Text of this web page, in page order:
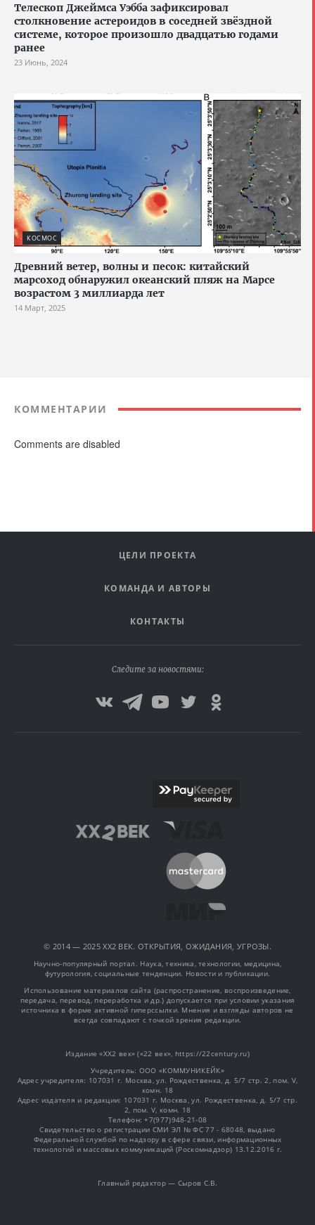
Телескоп Джеймса Уэбба зафиксировал
столкновение астероидов в соседней звёздной
системе, которое произошло двадцатью годами
ранее
23 Июнь, 2024
КОСМОС
Древний ветер, волны и песок: китайский
марсоход обнаружил океанский пляж на Марсе
возрастом 3 миллиарда лет
14 Март, 2025
КОММЕНТАРИИ
Comments are disabled
ЦЕЛИ ПРОЕКТА
КОМАНДА И АВТОРЫ
КОНТАКТЫ
Следите за новостями:
© 2014 — 2025 XX2 ВЕК. ОТКРЫТИЯ, ОЖИДАНИЯ, УГРОЗЫ.
Научно-популярный портал. Наука, техника, технологии, медицина,
футурология, социальные тенденции. Новости и публикации.
Использование материалов сайта (распространение, воспроизведение,
передача, перевод, переработка и др.) допускается при условии указания
источника в форме активной гиперссылки. Мнения и взгляды авторов не
всегда совпадают с точкой зрения редакции.
Издание «XX2 век» («22 век», https://22century.ru)
Учредитель: OOO «КОММУНИКЕЙК»
Адрес учредителя: 107031 г. Москва, ул. Рождественка, д. 5/7 стр. 2, пом. V,
комн. 18
Адрес издателя и редакции: 107031 г. Москва, ул. Рождественка, д. 5/7 стр.
2, пом. V, комн. 18
Телефон: +7(977)948-21-08
Свидетельство о регистрации СМИ ЭЛ № ФС 77 - 68048, выдано
Федеральной службой по надзору в сфере связи, информационных
технологий и массовых коммуникаций (Роскомнадзор) 13.12.2016 г.
Главный редактор — Сыров С.В.